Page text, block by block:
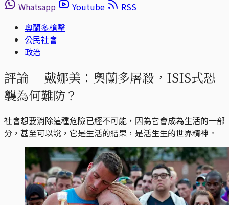
Whatsapp
Youtube
RSS
奧蘭多槍擊
公民社會
政治
評論｜ 戴娜美：奧蘭多屠殺，ISIS式恐
襲為何難防？
社會想要消除這種危險已經不可能，因為它會成為生活的一部
分，甚至可以說，它是生活的結果，是活生生的世界精神。